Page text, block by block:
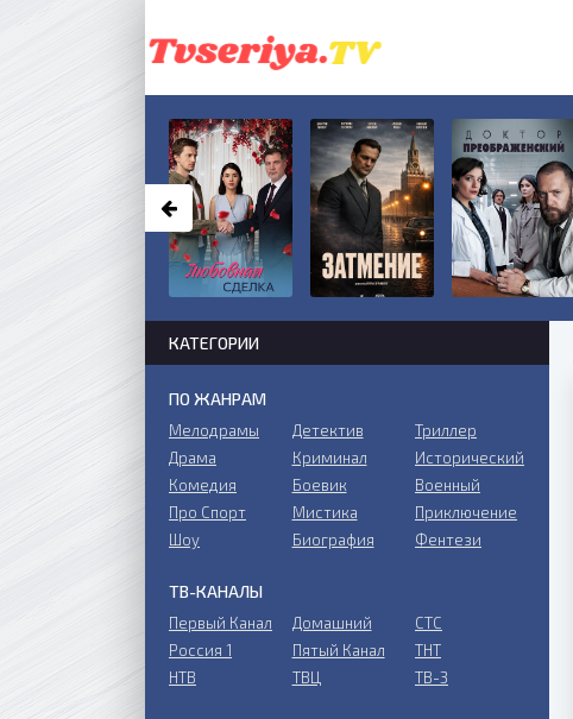
КАТЕГОРИИ
ПО ЖАНРАМ
Мелодрамы
Драма
Комедия
Про Спорт
Шоу
Детектив
Криминал
Боевик
Мистика
Биография
Триллер
Исторический
Военный
Приключение
Фентези
ТВ-КАНАЛЫ
Первый Канал
Россия 1
НТВ
Домашний
Пятый Канал
ТВЦ
СТС
ТНТ
ТВ-3